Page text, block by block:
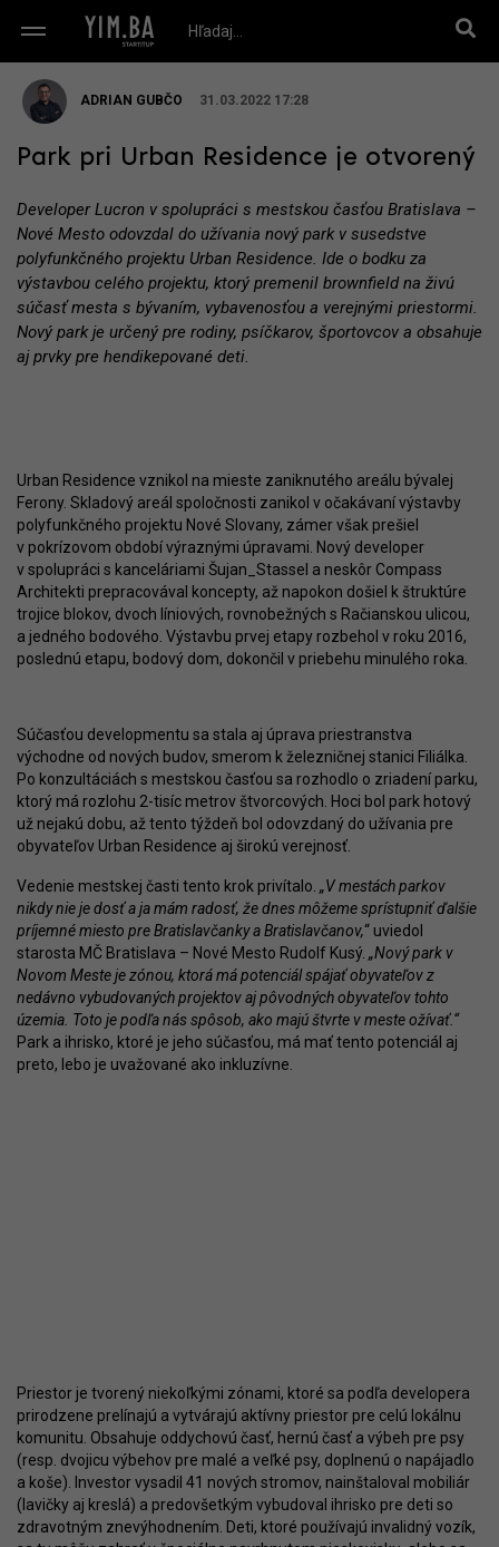
ADRIAN GUBČO 31.03.2022 17:28
Park pri Urban Residence je otvorený
Developer Lucron v spolupráci s mestskou časťou Bratislava –
Nové Mesto odovzdal do užívania nový park v susedstve
polyfunkčného projektu Urban Residence. Ide o bodku za
výstavbou celého projektu, ktorý premenil brownfield na živú
súčasť mesta s bývaním, vybavenosťou a verejnými priestormi.
Nový park je určený pre rodiny, psíčkarov, športovcov a obsahuje
aj prvky pre hendikepované deti.
Urban Residence vznikol na mieste zaniknutého areálu bývalej
Ferony. Skladový areál spoločnosti zanikol v očakávaní výstavby
polyfunkčného projektu Nové Slovany, zámer však prešiel
v pokrízovom období výraznými úpravami. Nový developer
v spolupráci s kanceláriami Šujan_Stassel a neskôr Compass
Architekti prepracovával koncepty, až napokon došiel k štruktúre
trojice blokov, dvoch líniových, rovnobežných s Račianskou ulicou,
a jedného bodového. Výstavbu prvej etapy rozbehol v roku 2016,
poslednú etapu, bodový dom, dokončil v priebehu minulého roka.
Súčasťou developmentu sa stala aj úprava priestranstva
východne od nových budov, smerom k železničnej stanici Filiálka.
Po konzultáciách s mestskou časťou sa rozhodlo o zriadení parku,
ktorý má rozlohu 2-tisíc metrov štvorcových. Hoci bol park hotový
už nejakú dobu, až tento týždeň bol odovzdaný do užívania pre
obyvateľov Urban Residence aj širokú verejnosť.
Vedenie mestskej časti tento krok privítalo. „V mestách parkov
nikdy nie je dosť a ja mám radosť, že dnes môžeme sprístupniť ďalšie
príjemné miesto pre Bratislavčanky a Bratislavčanov,“ uviedol
starosta MČ Bratislava – Nové Mesto Rudolf Kusý. „Nový park v
Novom Meste je zónou, ktorá má potenciál spájať obyvateľov z
nedávno vybudovaných projektov aj pôvodných obyvateľov tohto
územia. Toto je podľa nás spôsob, ako majú štvrte v meste ožívať.“
Park a ihrisko, ktoré je jeho súčasťou, má mať tento potenciál aj
preto, lebo je uvažované ako inkluzívne.
Priestor je tvorený niekoľkými zónami, ktoré sa podľa developera
prirodzene prelínajú a vytvárajú aktívny priestor pre celú lokálnu
komunitu. Obsahuje oddychovú časť, hernú časť a výbeh pre psy
(resp. dvojicu výbehov pre malé a veľké psy, doplnenú o napájadlo
a koše). Investor vysadil 41 nových stromov, nainštaloval mobiliár
(lavičky aj kreslá) a predovšetkým vybudoval ihrisko pre deti so
zdravotným znevýhodnením. Deti, ktoré používajú invalidný vozík,